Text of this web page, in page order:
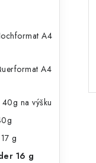
A4
A4
na výšku
g
16 g